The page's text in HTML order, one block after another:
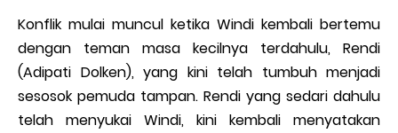
Konflik mulai muncul ketika Windi kembali bertemu
dengan teman masa kecilnya terdahulu, Rendi
(Adipati Dolken), yang kini telah tumbuh menjadi
sesosok pemuda tampan. Rendi yang sedari dahulu
telah menyukai Windi, kini kembali menyatakan